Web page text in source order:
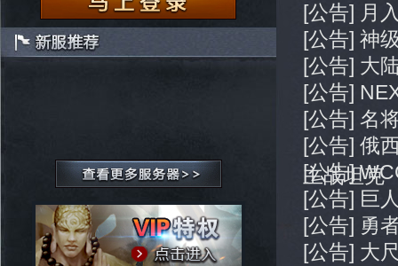
[公告] 月
[公告] 神
[公告] 大
[公告]
[公告] 名
[公告] 俄
主战坦克
[公告]
[公告] 巨
[公告] 勇
[公告] 大